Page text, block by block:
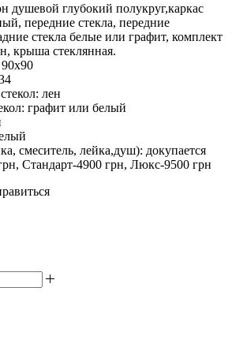
душевой глубокий полукруг,каркас
передние стекла, передние
стекла белые или графит, комплект
крыша стеклянная.
лен
графит или белый
смеситель, лейка,душ): докупается
Стандарт-4900 грн, Люкс-9500 грн